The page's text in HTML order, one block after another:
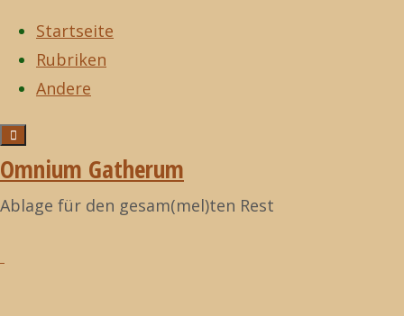
Zum
springen
Startseite
Rubriken
Andere
Omnium Gatherum
Ablage für den gesam(mel)ten Rest
die Kategorie
„Domm Zeisch“
(Seite 40)
Kategorie: